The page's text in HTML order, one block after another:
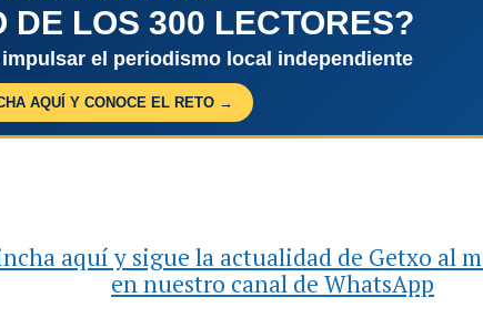
DE LOS 300 LECTORES?
impulsar el periodismo local independiente
AQUÍ Y CONOCE EL RETO →
aquí y sigue la actualidad de Getxo al
en nuestro canal de WhatsApp